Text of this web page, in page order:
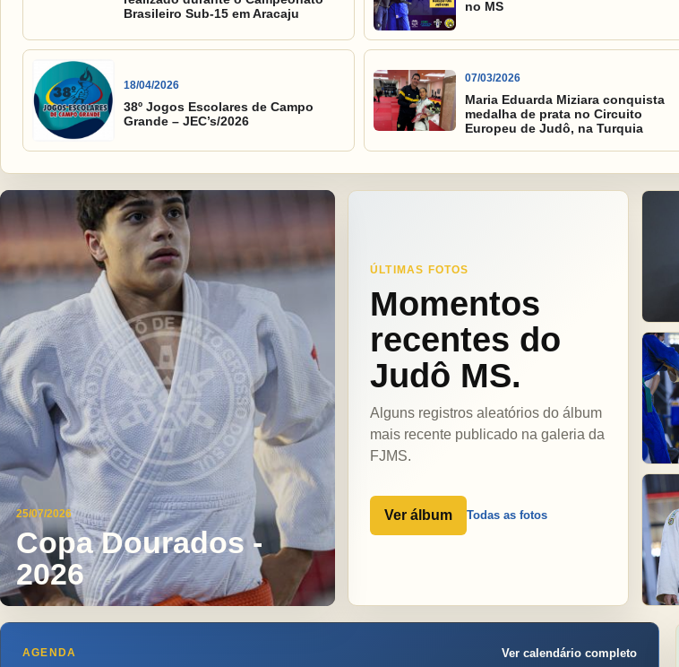
Brasileiro Sub-15 em Aracaju
no MS
18/04/2026
38º Jogos Escolares de Campo
Grande – JEC’s/2026
07/03/2026
Maria Eduarda Miziara conquista
medalha de prata no Circuito
Europeu de Judô, na Turquia
25/07/2026
Copa Dourados -
2026
ÚLTIMAS FOTOS
Momentos
recentes do
Judô MS.
Alguns registros aleatórios do álbum
mais recente publicado na galeria da
FJMS.
Ver álbum Todas as fotos
AGENDA Ver calendário completo